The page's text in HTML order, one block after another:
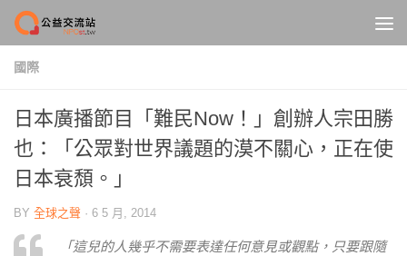
Skip to content
國際
日本廣播節目「難民Now！」創辦人宗田勝
也：「公眾對世界議題的漠不關心，正在使
日本衰頹。」
BY 全球之聲 · 6 5 月, 2014
「這兒的人幾乎不需要表達任何意見或觀點，只要跟隨